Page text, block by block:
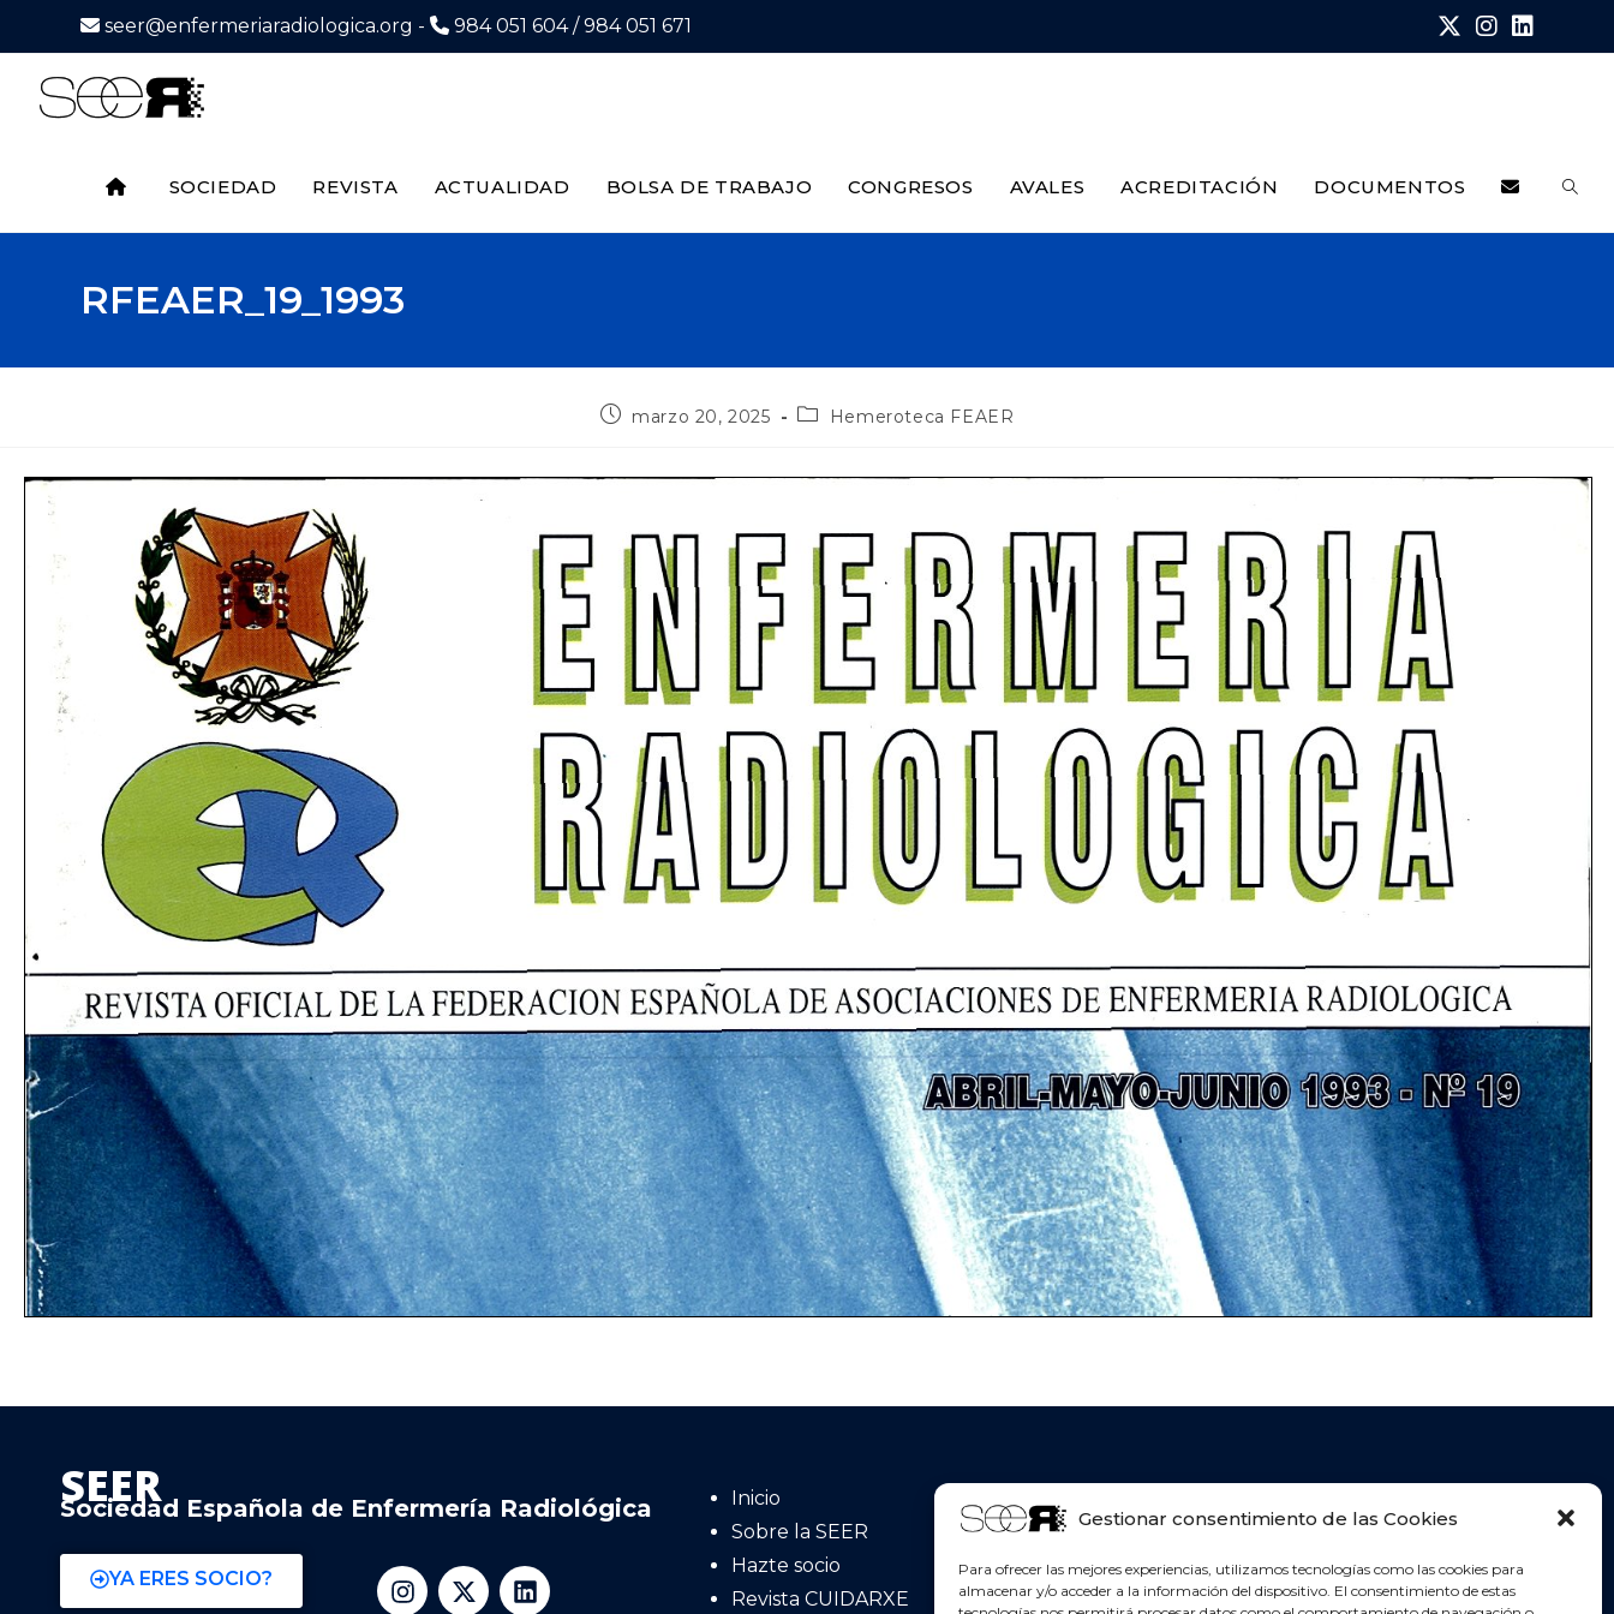
Gestionar consentimiento de las Cookies
Para ofrecer las mejores experiencias, utilizamos tecnologías como las cookies para
almacenar y/o acceder a la información del dispositivo. El consentimiento de estas
seer@enfermeriaradiologica.org - 984 051 604 / 984 051 671
SOCIEDAD REVISTA ACTUALIDAD BOLSA DE TRABAJO CONGRESOS AVALES ACREDITACIÓN DOCUMENTOS
RFEAER_19_1993
marzo 20, 2025 Hemeroteca FEAER
SEER
Sociedad Española de Enfermería Radiológica
YA ERES SOCIO?
Inicio
Sobre la SEER
Hazte socio
Revista CUIDARXE
Contacta con nosotros!
Sociedad Española de Enfermería Radiológica
(SEER)
C/Uria 76 3ºD 33003 Oviedo